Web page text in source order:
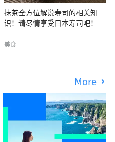
抹茶全方位解说寿司的相关知
识！请尽情享受日本寿司吧！
美食
More